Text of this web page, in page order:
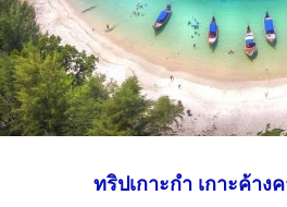
ทริปเกาะกำ เกาะค้าง